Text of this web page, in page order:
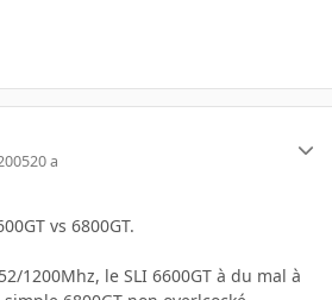
20 a
vs 6800GT.
1200Mhz, le SLI 6600GT à du mal à